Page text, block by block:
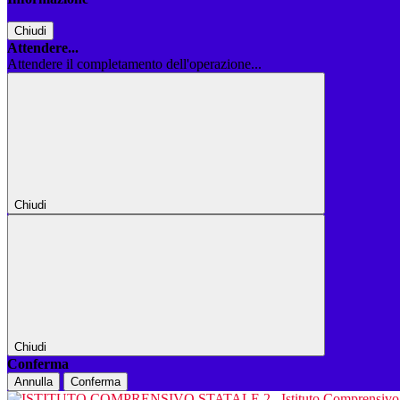
Chiudi
Attendere...
Attendere il completamento dell'operazione...
Chiudi
Chiudi
Conferma
Annulla Conferma